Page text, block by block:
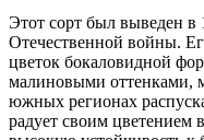
Этот сорт был выведен в
Отечественной войны.
цветок бокаловидной
малиновыми оттенками,
южных регионах
радует своим цветением